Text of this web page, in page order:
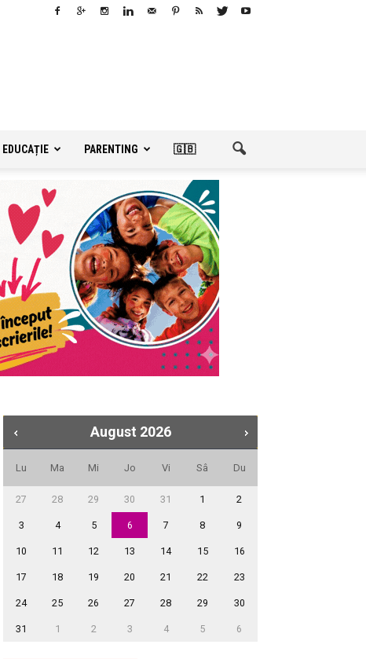
EDUCAȚIE PARENTING 🇬🇧
August 2026
Lu Ma Mi Jo Vi Sâ Du
27 28 29 30 31 1 2
3 4 5 6 7 8 9
10 11 12 13 14 15 16
17 18 19 20 21 22 23
24 25 26 27 28 29 30
31 1 2 3 4 5 6